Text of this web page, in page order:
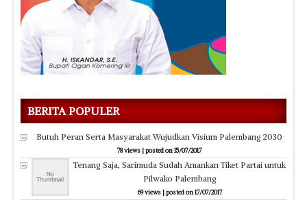
BERITA POPULER
Butuh Peran Serta Masyarakat Wujudkan Visium Palembang 2030
78 views|posted on 15/07/2017
Tenang Saja, Sarimuda Sudah Amankan Tiket Partai untuk
Pilwako Palembang
69 views|posted on 17/07/2017